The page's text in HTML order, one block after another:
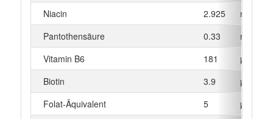
Niacin
2.925
mg
Pantothensäure
0.33
mg
Vitamin B6
181
µg
Biotin
3.9
µg
Folat-Äquivalent
5
µg